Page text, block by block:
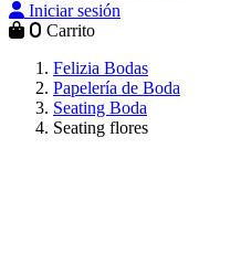
Iniciar sesión
0 Carrito
Felizia Bodas
Papelería de Boda
Seating Boda
Seating flores